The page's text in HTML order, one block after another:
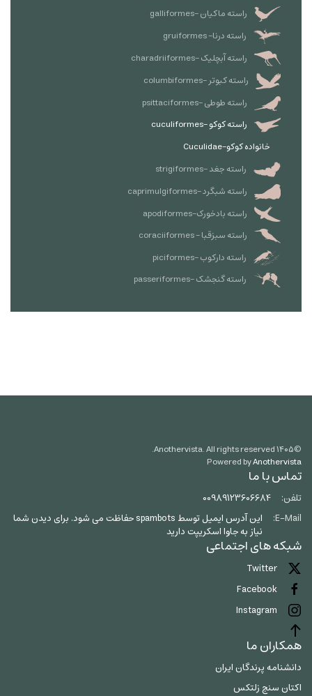
راسته ماکیان -galliformes
راسته درنا- gruiformes
راسته آبچلیک -charadriiformes
راسته کبوتر -columbiformes
راسته طوطی -psittaciformes
راسته کوکو -cuculiformes
خانواده کوکو-Cuculidae
راسته جغد -strigiformes
راسته شبگرد -caprimulgiformes
راسته بادخورک-apodiformes
راسته سبزقبا - coraciiformes
راسته دارکوب -piciformes
راسته گنجشک -passeriformes
©۱۴۰۵
Powered byAnothervista
تماس با ما
تلفن:
00989123606684
E-Mail:
این آدرس ایمیل توسط spambots حفاظت می شود. برای دیدن شما
نیاز به جاوا اسکریپت دارید
شبکه های اجتماعی
Twitter
Facebook
Instagram
همکاران ما
دانشنامه پرندگان ایران
اکتان سنج زلتکس